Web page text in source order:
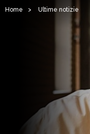
Home > Ultime notizie